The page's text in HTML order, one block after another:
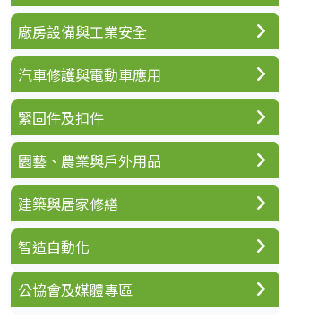
廠房設備與工業安全
汽車修護與電動車應用
緊固件及扣件
園藝、農業與戶外用品
建築與居家修繕
智造自動化
公協會及媒體專區